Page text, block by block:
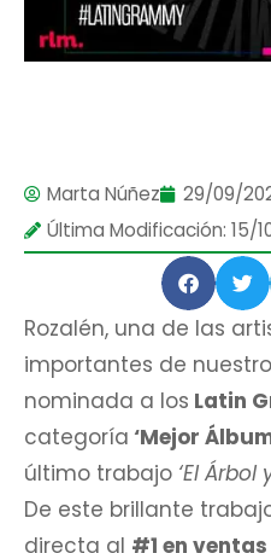
Marta Núñez 29/09/
Última Modificación: 15/
Rozalén, una de las
importantes de
nominada a los Latin
categoría ‘Mejor
último trabajo ‘El Árbol
De este brillante
directa al #1 en ventas